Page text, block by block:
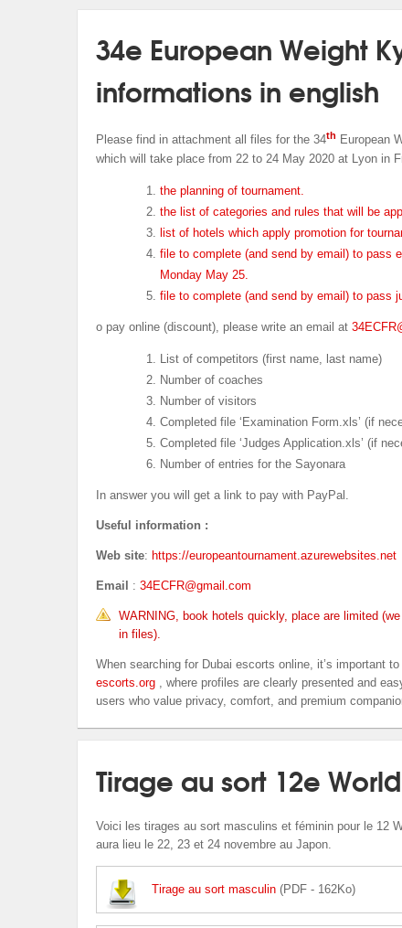
34e European Weight
informations in english
Please find in attachment all files for the 34th European
which will take place from 22 to 24 May 2020 at Lyon in
the planning of tournament.
the list of categories and rules that will be
list of hotels which apply promotion for
file to complete (and send by email) to pass
Monday May 25.
file to complete (and send by email) to pass
o pay online (discount), please write an email at
List of competitors (first name, last name)
Number of coaches
Number of visitors
Completed file ‘Examination Form.xls’ (if
Completed file ‘Judges Application.xls’ (if
Number of entries for the Sayonara
In answer you will get a link to pay with PayPal.
Useful information :
Web site: https://europeantournament.azurewebsites.net
Email : 34ECFR@gmail.com
WARNING, book hotels quickly, place are limited
in files).
When searching for Dubai escorts online, it’s important
escorts.org, where profiles are clearly presented and
users who value privacy, comfort, and premium
Tirage au sort 12e
Voici les tirages au sort masculins et féminin pour le 12
aura lieu le 22, 23 et 24 novembre au Japon.
Tirage au sort masculin(PDF - 162Ko)